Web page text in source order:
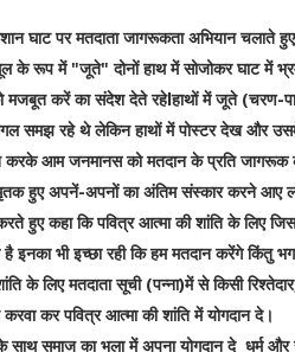
घाट पर मतदाता जागरूकता अभियान चलाते
के रूप में "जूते" दोनों हाथ में सोजोकर घाट में
मजबूत करें का संदेश देते रहेlहाथों में जूते (चरण-
समझ रहे थे लेकिन हाथों में पोस्टर देख और
करके आम जनमानस को मतदान के प्रति जागरूक
हुए अपनें-अपनों का अंतिम संस्कार करने आए
हुए कहा कि पवित्र आत्मा की शांति के लिए
भी इच्छा रही कि हम मतदान करेंगे किंतु
के लिए मतदाता सूची (पन्ना)में से किसी
कर पवित्र आत्मा की शांति में योगदान दे।
साथ समाज का भला में अपना योगदान दे धर्म